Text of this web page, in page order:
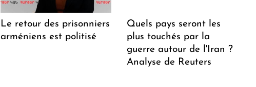
Le retour des prisonniers
arméniens est politisé
Quels pays seront les
plus touchés par la
guerre autour de l'Iran ?
Analyse de Reuters